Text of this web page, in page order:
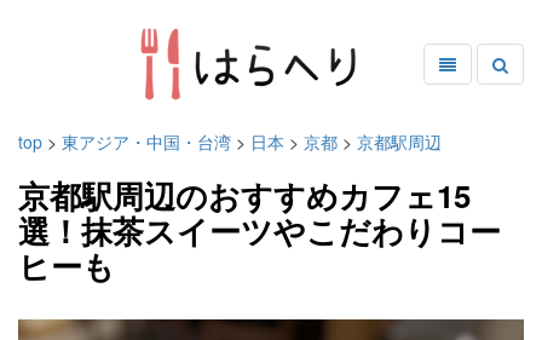
top > 東アジア・中国・台湾 > 日本 > 京都 > 京都駅周辺
京都駅周辺のおすすめカフェ15
選！抹茶スイーツやこだわりコー
ヒーも